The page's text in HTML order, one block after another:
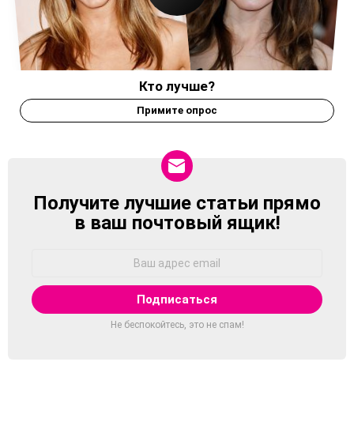
Кто лучше?
Примите опрос
NEWSLETTER
Получите лучшие статьи прямо
в ваш почтовый ящик!
Не беспокойтесь, это не спам!